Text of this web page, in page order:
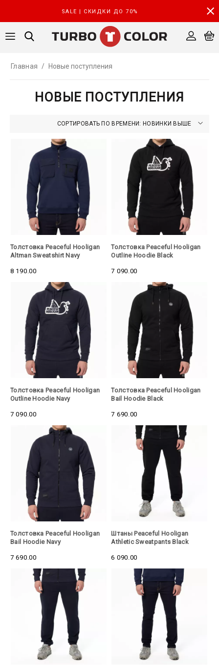
SALE | СКИДКИ ДО 70%
Главная / Новые поступления
НОВЫЕ ПОСТУПЛЕНИЯ
СОРТИРОВАТЬ ПО ВРЕМЕНИ: НОВИНКИ ВЫШЕ
Толстовка Peaceful Hooligan
Altman Sweatshirt Navy
8 190.00
Толстовка Peaceful Hooligan
Outline Hoodie Black
7 090.00
Толстовка Peaceful Hooligan
Outline Hoodie Navy
7 090.00
Толстовка Peaceful Hooligan
Bail Hoodie Black
7 690.00
Толстовка Peaceful Hooligan
Bail Hoodie Navy
7 690.00
Штаны Peaceful Hooligan
Athletic Sweatpants Black
6 090.00